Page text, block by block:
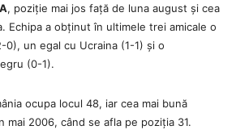
, poziție mai jos față de luna august și cea
Echipa a obținut în ultimele trei amicale o
un egal cu Ucraina (1-1) și o
(0-1).
ocupa locul 48, iar cea mai bună
mai 2006, când se afla pe poziția 31.